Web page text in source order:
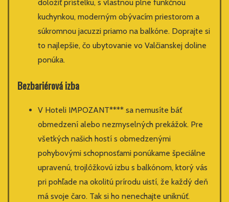
doložiť prístelku, s vlastnou plne funkčnou
kuchynkou, moderným obývacím priestorom a
súkromnou jacuzzi priamo na balkóne. Doprajte si
to najlepšie, čo ubytovanie vo Valčianskej doline
ponúka.
Bezbariérová izba
V Hoteli IMPOZANT**** sa nemusíte báť
obmedzení alebo nezmyselných prekážok. Pre
všetkých našich hostí s obmedzenými
pohybovými schopnosťami ponúkame špeciálne
upravenú, trojlôžkovú izbu s balkónom, ktorý vás
pri pohľade na okolitú prírodu uistí, že každý deň
má svoje čaro. Tak si ho nenechajte uniknúť.